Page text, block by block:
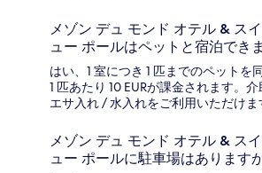
メゾン デュ モンド オテル & ス
ュー ポールはペットと宿泊でき
はい、1 室につき 1 匹までのペットを
1 匹あたり 10 EURが課金されます。
エサ入れ / 水入れをご利用いただけま
メゾン デュ モンド オテル & ス
ュー ポールに駐車場はあります